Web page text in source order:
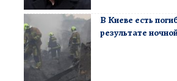
В Киеве есть
результате